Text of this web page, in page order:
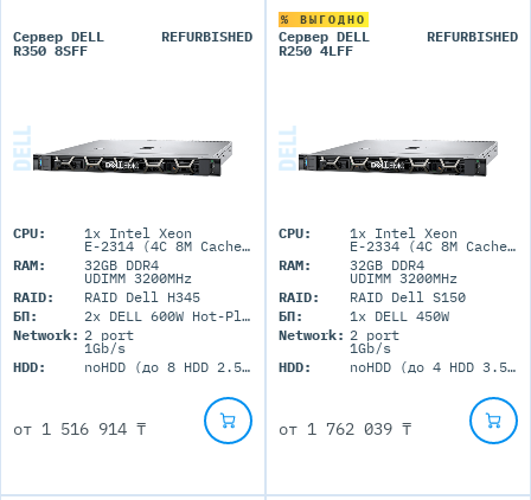
Сервер DELL
R350 8SFF
REFURBISHED
CPU: 1x Intel Xeon
E-2314 (4C 8M Cache 2.80 GHz)
RAM:
32GB DDR4
UDIMM 3200MHz
RAID:
RAID Dell H345
БП:
2x DELL 600W Hot-Plug
Network: 2 port
1Gb/s
HDD:
noHDD (до 8 HDD 2.5'' SFF)
от 1 516 914 ₸
% ВЫГОДНО
Сервер DELL
R250 4LFF
REFURBISHED
CPU: 1x Intel Xeon
E-2334 (4C 8M Cache 3.40 GHz)
RAM:
32GB DDR4
UDIMM 3200MHz
RAID:
RAID Dell S150
БП:
1x DELL 450W
Network: 2 port
1Gb/s
HDD:
noHDD (до 4 HDD 3.5'' LFF)
от 1 762 039 ₸